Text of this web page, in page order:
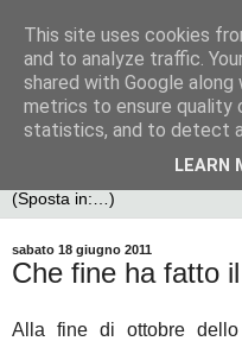
sabato 18 giugno 2011
Che fine ha fatto
Alla fine di ottobre
This site uses cookies
and to analyze traffic.
shared with Google
metrics to ensure quality
statistics, and to detect
LEARN